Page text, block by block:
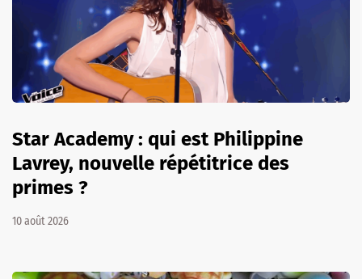
Star Academy : qui est Philippine
Lavrey, nouvelle répétitrice des
primes ?
10 août 2026